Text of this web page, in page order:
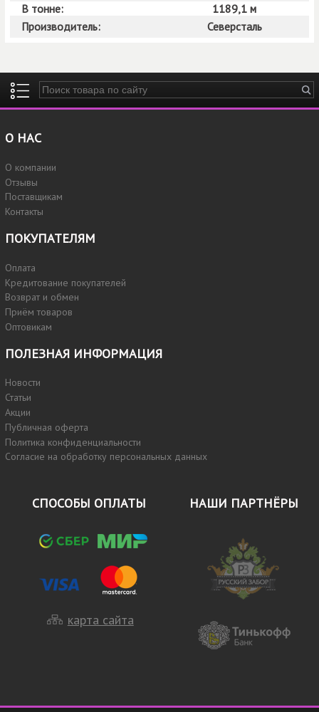
В тонне:
1189,1 м
Производитель:
Северсталь
Введите ключевые слова для поиска
О НАС
О компании
Отзывы
Поставщикам
Контакты
ПОКУПАТЕЛЯМ
Оплата
Кредитование покупателей
Возврат и обмен
Приём товаров
Оптовикам
ПОЛЕЗНАЯ ИНФОРМАЦИЯ
Новости
Статьи
Акции
Публичная оферта
Политика конфиденциальности
Согласие на обработку персональных данных
СПОСОБЫ ОПЛАТЫ
карта сайта
НАШИ ПАРТНЁРЫ